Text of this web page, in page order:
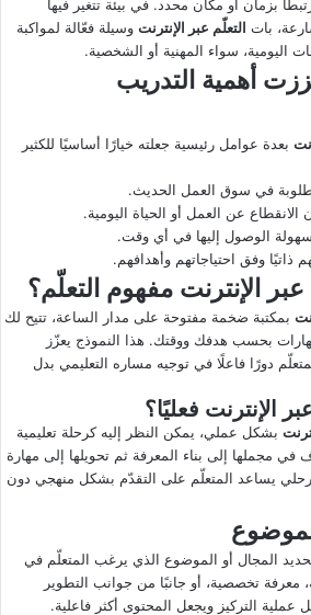
بزمان أو مكان محدد. في بيئة تتغير فيها
بات التعلّم عبر الإنترنت وسيلة فعّالة لمواكبة
اليومية، سواء المهنية أو الشخصية.
أهمية التدريب
بعدة عوامل رئيسية جعلته خيارًا أساسيًا للكثير
في سوق العمل الحديث.
عن العمل أو الحياة اليومية.
الوصول إليها في أي وقت.
ذاتيًا وفق احتياجاتهم وأهدافهم.
الإنترنت مفهوم التعلّم؟
بمكتبة ضخمة مفتوحة على مدار الساعة، تتيح لك
بحسب هدفك ووقتك. هذا النموذج يعزّز
دورًا فاعلًا في توجيه مساره التعليمي بدل
الإنترنت فعليًا؟
بشكل عملي، يمكن النظر إليه كرحلة تعليمية
مجملها إلى بناء المعرفة ثم تحويلها إلى مهارة
يساعد المتعلّم على التقدّم بشكل منهجي دون
المجال أو الموضوع الذي يرغب المتعلّم في
معرفة تخصصية، أو جانبًا من جوانب التطوير
عملية التركيز ويجعل المحتوى أكثر فاعلية.